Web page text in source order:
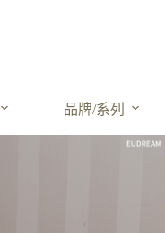
選擇規格 品牌/系列